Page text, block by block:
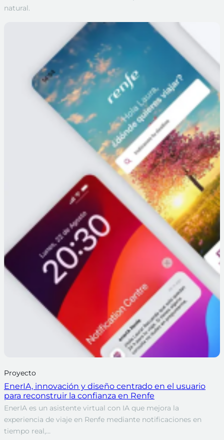
natural.
Proyecto
EnerIA, innovación y diseño centrado en el usuario
para reconstruir la confianza en Renfe
EnerIA es un asistente virtual con IA que mejora la
experiencia de viaje en Renfe mediante notificaciones en
tiempo real,…